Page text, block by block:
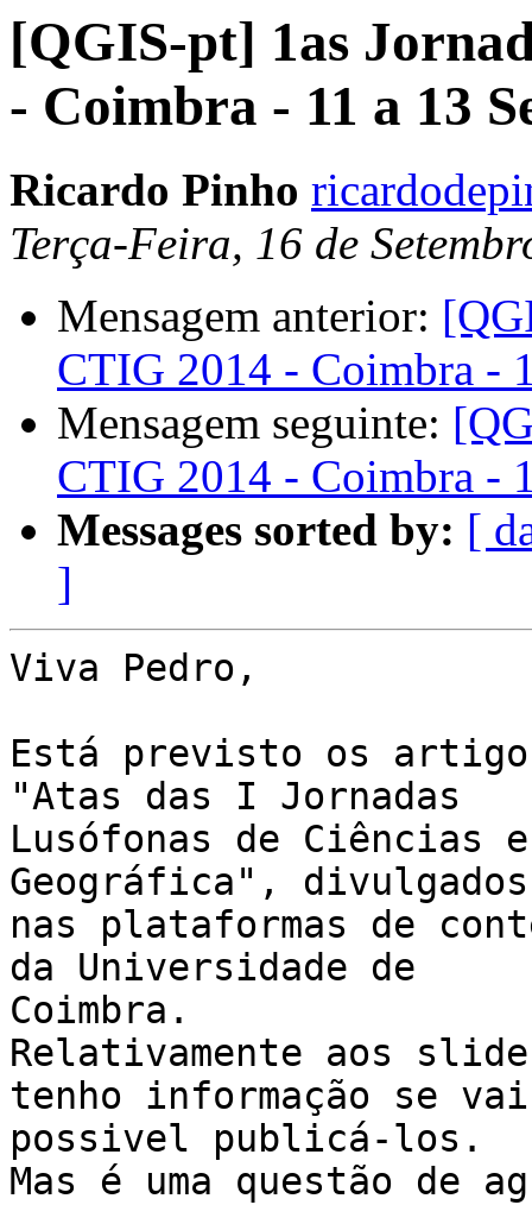
[QGIS-pt] 1as
- Coimbra - 11 a 13
Ricardo Pinho
Terça-Feira, 16 de
Mensagem anterior:
CTIG 2014 - Coimbra -
Mensagem seguinte:
CTIG 2014 - Coimbra -
Messages sorted by: [
]
Viva Pedro,
Está previsto os
"Atas das I Jornadas
Lusófonas de Ciências
Geográfica", divulgados
nas plataformas de
da Universidade de
Coimbra.
Relativamente aos
tenho informação se
possivel publicá-los.
Mas é uma questão de